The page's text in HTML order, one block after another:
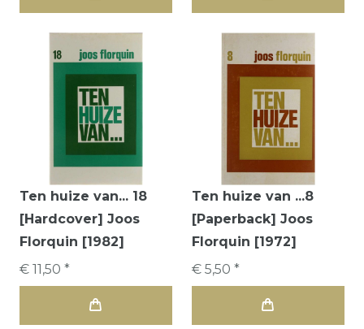
Ten huize van... 18
[Hardcover] Joos
Florquin [1982]
€ 11,50 *
Ten huize van ...8
[Paperback] Joos
Florquin [1972]
€ 5,50 *